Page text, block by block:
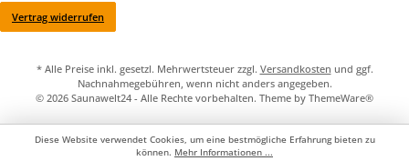
Vertrag widerrufen
* Alle Preise inkl. gesetzl. Mehrwertsteuer zzgl. Versandkosten und ggf.
Nachnahmegebühren, wenn nicht anders angegeben.
© 2026 Saunawelt24 - Alle Rechte vorbehalten. Theme by ThemeWare®
Diese Website verwendet Cookies, um eine bestmögliche Erfahrung bieten zu
können. Mehr Informationen ...